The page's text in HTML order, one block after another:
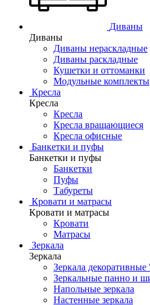
Диваны
Диваны
Диваны нераскладные
Диваны раскладные
Кушетки и оттоманки
Модульные комплекты
Кресла
Кресла
Кресла
Кресла вращающиеся
Кресла офисные
Банкетки и пуфы
Банкетки и пуфы
Банкетки
Пуфы
Табуреты
Кровати и матрасы
Кровати и матрасы
Кровати
Матрасы
Зеркала
Зеркала
Зеркала
Зеркальные панно и
Напольные зеркала
Настенные зеркала